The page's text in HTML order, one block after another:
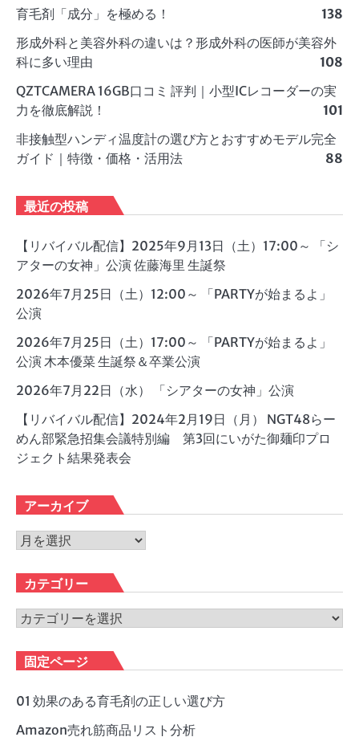
育毛剤「成分」を極める！
138
形成外科と美容外科の違いは？形成外科の医師が美容外
科に多い理由
108
QZTCAMERA 16GB口コミ 評判｜小型ICレコーダーの実
力を徹底解説！
101
非接触型ハンディ温度計の選び方とおすすめモデル完全
ガイド｜特徴・価格・活用法
88
最近の投稿
【リバイバル配信】2025年9月13日（土）17:00～ 「シ
アターの女神」公演 佐藤海里 生誕祭
2026年7月25日（土）12:00～ 「PARTYが始まるよ」
公演
2026年7月25日（土）17:00～ 「PARTYが始まるよ」
公演 木本優菜 生誕祭＆卒業公演
2026年7月22日（水） 「シアターの女神」公演
【リバイバル配信】2024年2月19日（月） NGT48らー
めん部緊急招集会議特別編 第3回にいがた御麺印プロ
ジェクト結果発表会
アーカイブ
ア
カ
イ
ブ
カテゴリー
カ
ゴ
リ
ー
固定ページ
01 効果のある育毛剤の正しい選び方
Amazon売れ筋商品リスト分析